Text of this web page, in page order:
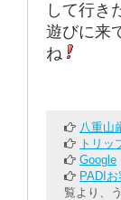
して行き
遊びに来
ね
八重山
トリッ
Google
PADI
覧より、